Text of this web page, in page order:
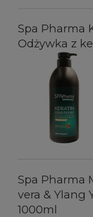
Spa Pharma
Odżywka z
Spa Pharma
vera & Ylang
1000ml